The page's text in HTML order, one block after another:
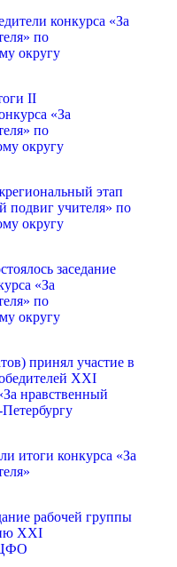
конкурса «За
по
округу
II
«За
по
округу
этап
подвиг учителя» по
округу
заседание
«За
по
округу
принял участие в
XXI
нравственный
итоги конкурса «За
рабочей группы
XXI
ЦФО